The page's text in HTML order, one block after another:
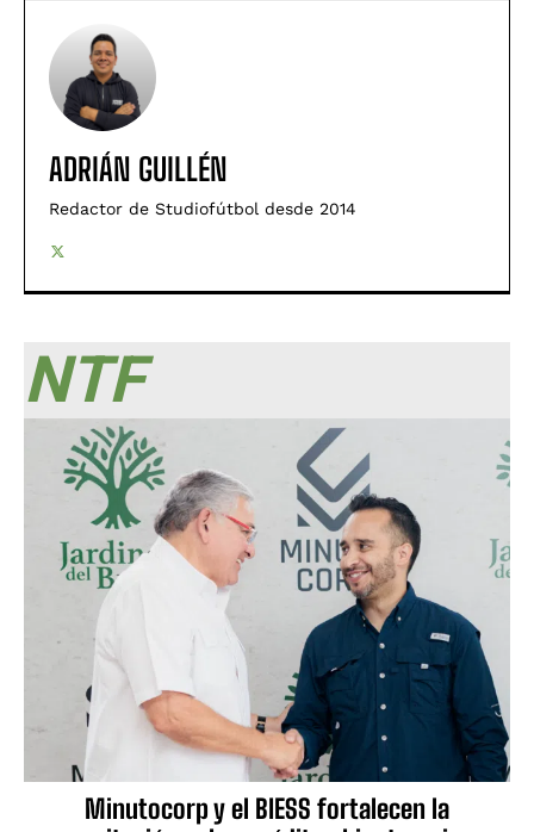
ADRIÁN GUILLÉN
Redactor de Studiofútbol desde 2014
NTF
Minutocorp y el BIESS fortalecen la